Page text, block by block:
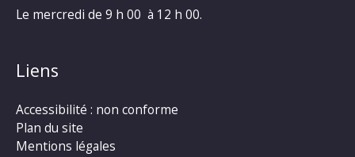
Le mercredi de 9 h 00 à 12 h 00.
Liens
Accessibilité : non conforme
Plan du site
Mentions légales